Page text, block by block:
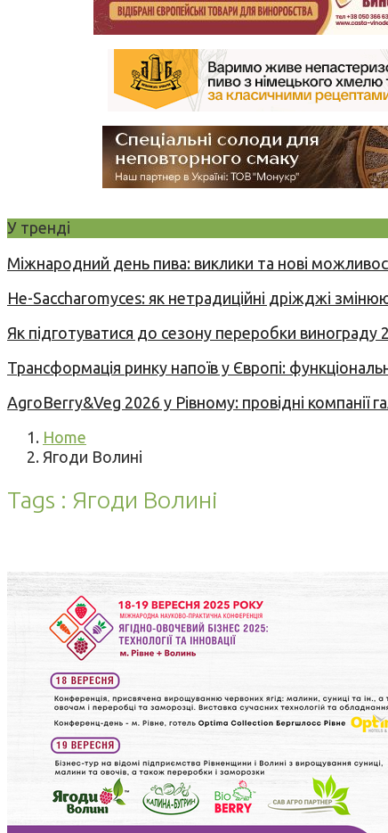
У тренді
Міжнародний день пива: виклики та нові
Не-Saccharomyces: як нетрадиційні дріжджі
Як підготуватися до сезону переробки винограду
Трансформація ринку напоїв у Європі:
AgroBerry&Veg 2026 у Рівному: провідні компанії
Home
Ягоди Волині
Tags : Ягоди Волині